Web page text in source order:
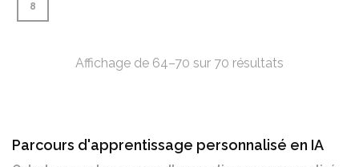
8
Affichage de 64–70 sur 70 résultats
Parcours d'apprentissage personnalisé en IA